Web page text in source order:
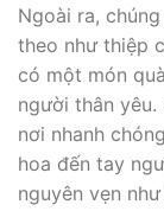
Ngoài ra,
theo như thiệp
có một món
người thân
nơi nhanh
hoa đến tay
nguyên vẹn